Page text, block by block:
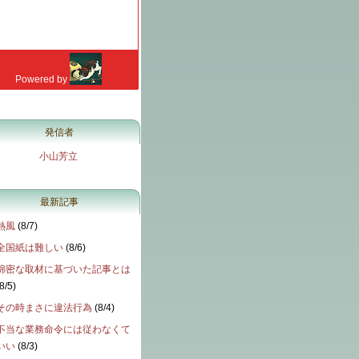
発信者
小山芳立
最新記事
風 (8/7)
国紙は難しい (8/6)
密な取材に基づいた記事とは
8/5)
の時まさに違法行為 (8/4)
当な業務命令には従わなくて
い (8/3)